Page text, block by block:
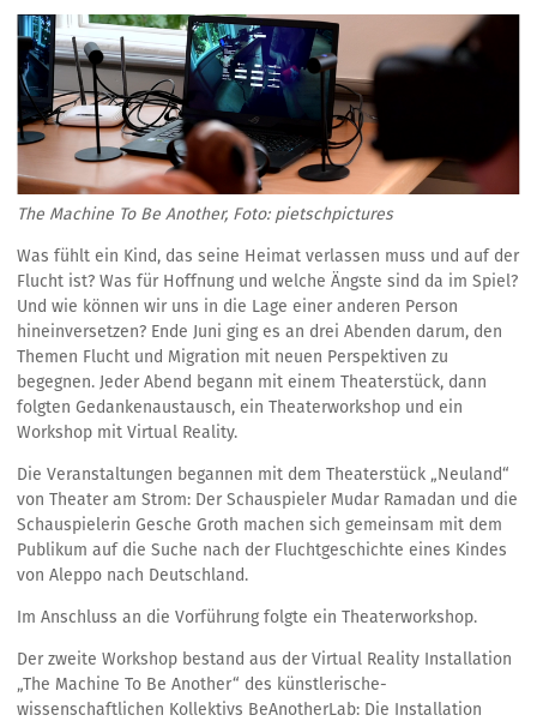
The Machine To Be Another, Foto: pietschpictures
Was fühlt ein Kind, das seine Heimat verlassen muss und auf der
Flucht ist? Was für Hoffnung und welche Ängste sind da im Spiel?
Und wie können wir uns in die Lage einer anderen Person
hineinversetzen? Ende Juni ging es an drei Abenden darum, den
Themen Flucht und Migration mit neuen Perspektiven zu
begegnen. Jeder Abend begann mit einem Theaterstück, dann
folgten Gedankenaustausch, ein Theaterworkshop und ein
Workshop mit Virtual Reality.
Die Veranstaltungen begannen mit dem Theaterstück „Neuland“
von Theater am Strom: Der Schauspieler Mudar Ramadan und die
Schauspielerin Gesche Groth machen sich gemeinsam mit dem
Publikum auf die Suche nach der Fluchtgeschichte eines Kindes
von Aleppo nach Deutschland.
Im Anschluss an die Vorführung folgte ein Theaterworkshop.
Der zweite Workshop bestand aus der Virtual Reality Installation
„The Machine To Be Another“ des künstlerische-
wissenschaftlichen Kollektivs BeAnotherLab: Die Installation